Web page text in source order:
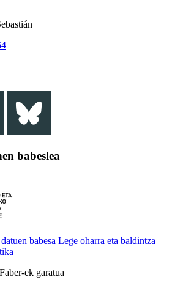
babeslea
babesa Lege oharra eta baldintza
ek garatua